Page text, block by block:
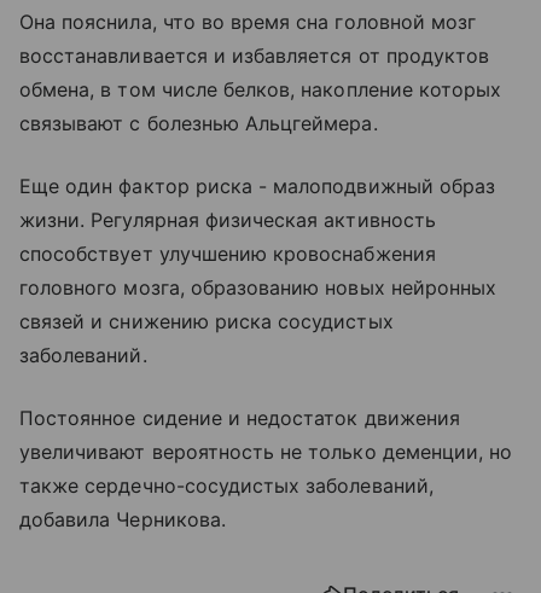
Она пояснила, что во время сна головной мозг
восстанавливается и избавляется от продуктов
обмена, в том числе белков, накопление которых
связывают с болезнью Альцгеймера.
Еще один фактор риска - малоподвижный образ
жизни. Регулярная физическая активность
способствует улучшению кровоснабжения
головного мозга, образованию новых нейронных
связей и снижению риска сосудистых
заболеваний.
Постоянное сидение и недостаток движения
увеличивают вероятность не только деменции, но
также сердечно-сосудистых заболеваний,
добавила Черникова.